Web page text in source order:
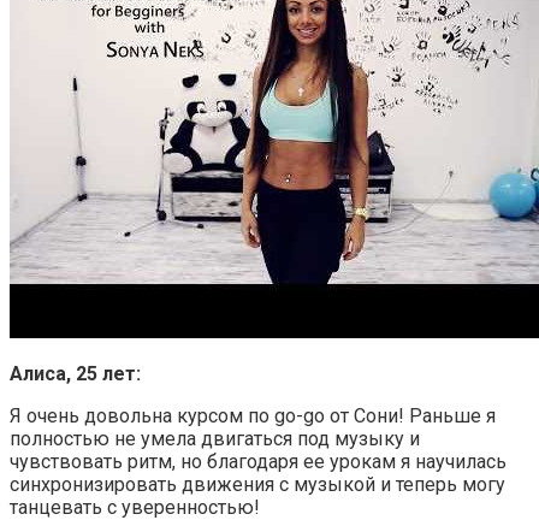
Алиса, 25 лет:
Я очень довольна курсом по go-go от Сони! Раньше я
полностью не умела двигаться под музыку и
чувствовать ритм, но благодаря ее урокам я научилась
синхронизировать движения с музыкой и теперь могу
танцевать с уверенностью!